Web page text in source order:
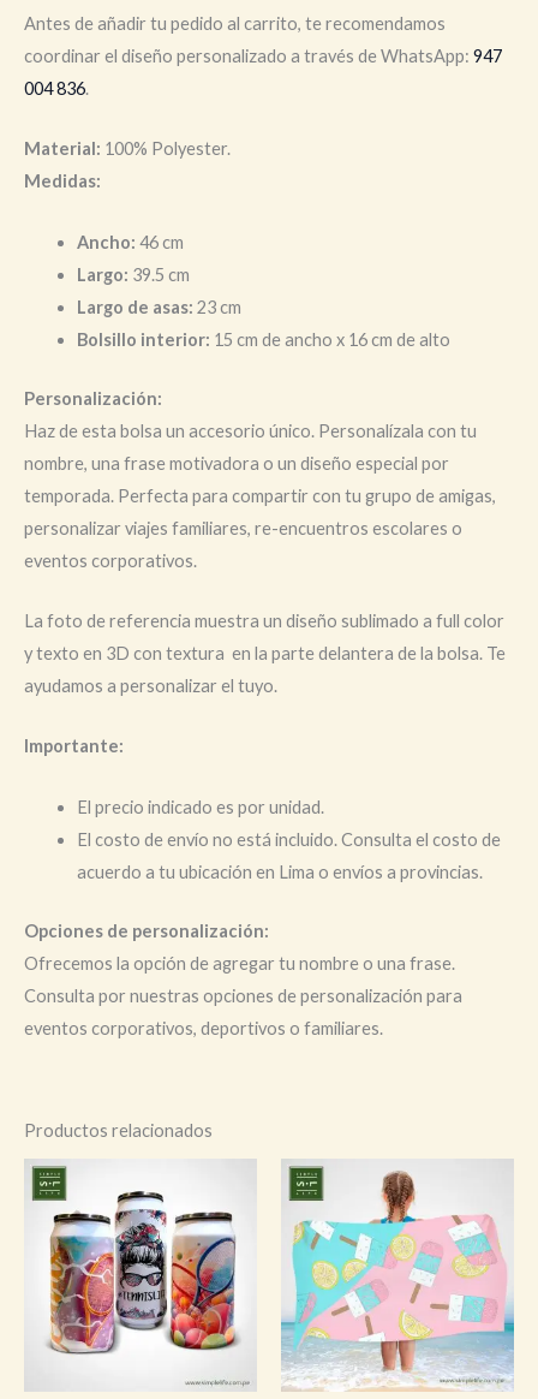
Antes de añadir tu pedido al carrito, te recomendamos
coordinar el diseño personalizado a través de WhatsApp: 947
004 836.
Material: 100% Polyester.
Medidas:
Ancho: 46 cm
Largo: 39.5 cm
Largo de asas: 23 cm
Bolsillo interior: 15 cm de ancho x 16 cm de alto
Personalización:
Haz de esta bolsa un accesorio único. Personalízala con tu
nombre, una frase motivadora o un diseño especial por
temporada. Perfecta para compartir con tu grupo de amigas,
personalizar viajes familiares, re-encuentros escolares o
eventos corporativos.
La foto de referencia muestra un diseño sublimado a full color
y texto en 3D con textura en la parte delantera de la bolsa. Te
ayudamos a personalizar el tuyo.
Importante:
El precio indicado es por unidad.
El costo de envío no está incluido. Consulta el costo de
acuerdo a tu ubicación en Lima o envíos a provincias.
Opciones de personalización:
Ofrecemos la opción de agregar tu nombre o una frase.
Consulta por nuestras opciones de personalización para
eventos corporativos, deportivos o familiares.
Productos relacionados